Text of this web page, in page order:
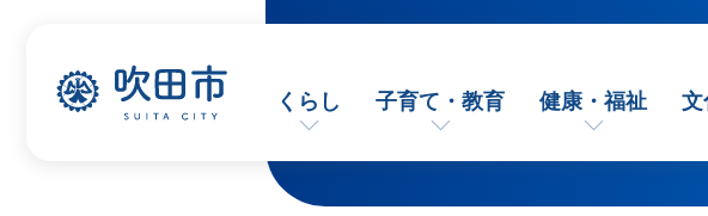
くらし 子育て・教育 健康・福祉 文